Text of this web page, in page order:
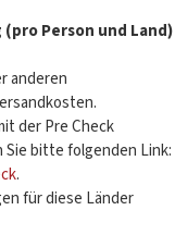
Person und Land)
anderen
der Pre Check
bitte folgenden Link:
.
für diese Länder